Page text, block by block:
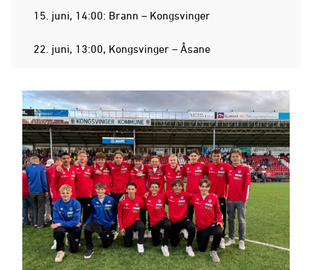
15. juni, 14:00: Brann – Kongsvinger
22. juni, 13:00, Kongsvinger – Åsane